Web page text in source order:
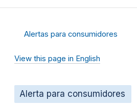
Alertas para consumidores
View this page in English
Alerta para consumidores